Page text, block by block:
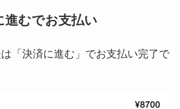
進むでお支払い
「決済に進む」でお支払い完了で